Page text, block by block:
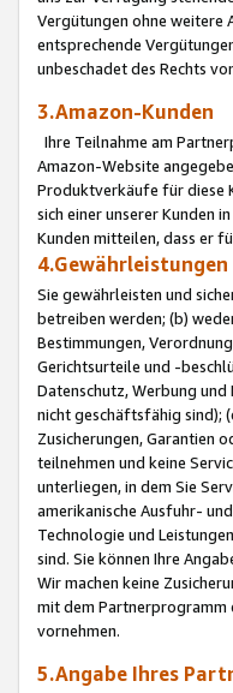
Vergütungen ohne weitere
entsprechende
unbeschadet des Rechts
3.Amazon-Kunden
Ihre Teilnahme am
Amazon-Website
Produktverkäufe für diese
sich einer unserer Kunden
Kunden mitteilen, dass er
4.Gewährleistungen
Sie gewährleisten und
betreiben werden; (b)
Bestimmungen,
Gerichtsurteile und -
Datenschutz, Werbung
nicht geschäftsfähig sind);
Zusicherungen, Garantien
teilnehmen und keine
unterliegen, in dem Sie
amerikanische Ausfuhr-
Technologie und
sind. Sie können Ihre
Wir machen keine
mit dem Partnerprogramm
vornehmen.
5.Angabe Ihres